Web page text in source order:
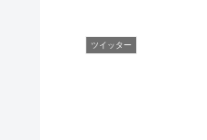
ツイッター